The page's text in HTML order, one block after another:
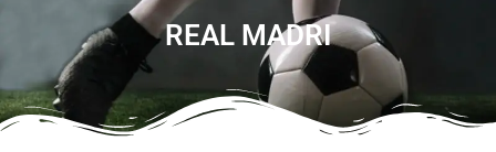
REAL MADRI